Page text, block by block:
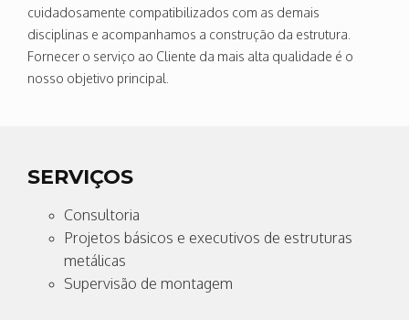
cuidadosamente compatibilizados com as demais
disciplinas e acompanhamos a construção da estrutura.
Fornecer o serviço ao Cliente da mais alta qualidade é o
nosso objetivo principal.
SERVIÇOS
Consultoria
Projetos básicos e executivos de estruturas
metálicas
Supervisão de montagem